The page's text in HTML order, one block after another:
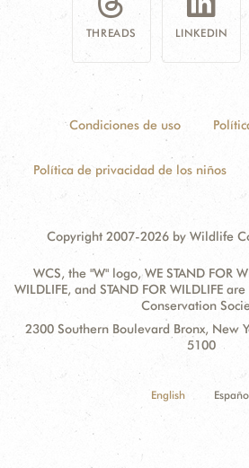
THREADS LINKEDIN
Condiciones de uso
Política de privacidad de los niños
Copyright 2007-2026 by Wildlife
WCS, the "W" logo, WE STAND FOR
WILDLIFE, and STAND FOR WILDLIFE
Conservation
Contact
Address:
2300 Southern Boulevard Bronx, New
5100
English